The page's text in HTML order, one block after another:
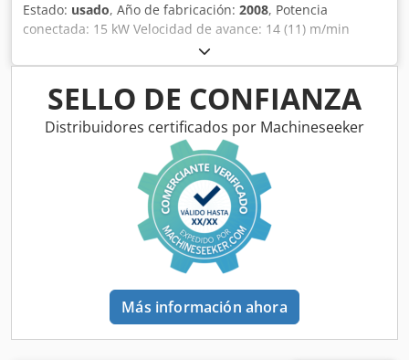
Estado: usado, Año de fabricación: 2008, Potencia
conectada: 15 kW Velocidad de avance: 14 (11) m/min
Grosor de la pieza: 8 - 60 mm Grosor del canto: 0,4 - 8 mm
Separación de rodillos: máx. 3,0 x 45 / 0,8 x 65 mm
Diámetro de extracción: 120 / 160 / 100 mm Altura de
trabajo: 950 mm Dimensiones: 6260 x 1560 x 2300 mm
Peso: aprox. 3000 kg Lugar de almacenamiento: Proveedor
SELLO DE CONFIANZA
Distribuidores certificados por Machineseeker
Más información ahora